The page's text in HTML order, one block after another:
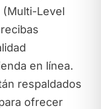
(Multi-Level
en línea.
respaldados
ofrecer